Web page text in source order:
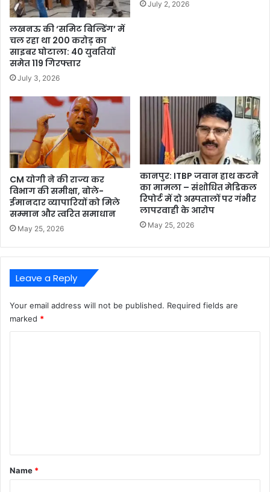
लखनऊ की ‘समिट बिल्डिंग’ में
चल रहा था 200 करोड़ का
साइबर घोटाला: 40 युवतियों
समेत 119 गिरफ्तार
July 3, 2026
July 2, 2026
CM योगी ने की राज्य कर
विभाग की समीक्षा, बोले-
ईमानदार व्यापारियों को मिले
सम्मान और त्वरित समाधान
May 25, 2026
कानपुर: ITBP जवान हाथ कटने
का मामला – संशोधित मेडिकल
रिपोर्ट में दो अस्पतालों पर गंभीर
लापरवाही के आरोप
May 25, 2026
Leave a Reply
Your email address will not be published. Required fields are
marked *
*
Name *